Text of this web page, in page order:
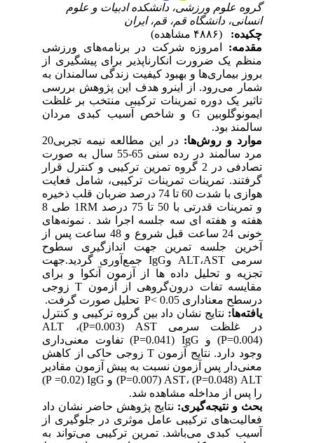
گروه علوم ورزشی، دانشکده ادبیات و علوم
انسانی، دانشگاه قم، قم، ایران
چکیده:
مقدمه:امروزه شرکت در برنامه‌های ورزشی
منظم یک ضرورت انکارناپذیر برای پیشگیری از
بروز بیماری‌ها و بهبود کیفیت زندگی سالمندان به
شمار می‌رود. از اینرو هدف این پژوهش بررسی
تاثیر یک دوره تمرینات ترکیبی منتخب بر غلظت
ایمونوگلوبینG و شاخص آسیب کبدی مردان
سالمند بود.
موارد و روش‌ها:
در این مطالعه نیمه تجربی20
مرد سالمند در رده سنی 65-55 سال به صورت
تصادفی در 2 گروه تمرین ترکیبی و کنترل قرار
گرفتند. تمرینات تمرینات ترکیبی، شامل فعایت
هوازی با شدت 60 تا 74 درصد ضربان قلب ذخیره
و تمرینات قدرتی با 50 تا 75 درصد
1RM
طی 8
هفته و هفته ای سه جلسه اجرا شد . نمونه‌های
خونی 24 ساعت قبل شروع و 48 ساعت پس از
آخرین جلسه تمرین جهت اندازگیری سطوح
سرمیAST،ALTو IgGجمع‌آوری گردید.جهت
تجزیه و تحلیل داده ها از آزمون آنکوا و برای
مقایسه تفات درون‌گروهی از آزمونTزوجی
درسطح معناداری 0.05
P<تحلیل صورت گرفت.
یافته‌ها:نتایج نشان داد بین گروه ترکیبی و کنترل
در غلظت سرمی
AST
(0.003
P=)،
ALT
P=) وIgG
(0.041
P=) تفاوت معنی‌داری
وجود دارد. نتایج آزمونT زوجی حاکی از کاهش
معنی‌دار پس آزمون نسبت به پیش آزمون مقادیر
ALT
(0.048
P=) ،AST
(0.007=
P) و IgG
(0.02
(P =
را پس از مداخله مشاهده شد.
بحث و نتیجه‌گیری:نتایج پژوهش حاضر نشان داد
فعالیت‌های ترکیبی عامل موثری در جلوگیری از
آسیب کبدی می‌باشد. تمرین ترکیبی می‌تواند به